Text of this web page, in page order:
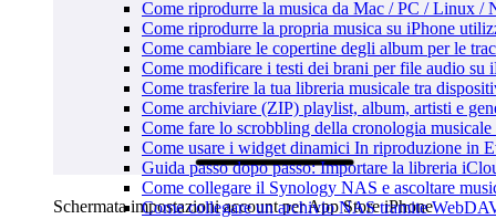
Come riprodurre la musica da Mac / PC / Linux
Come riprodurre la propria musica su iPhone
Come cambiare le copertine degli album per le
Come modificare i testi dei brani per file audio su
Come trasferire la tua libreria musicale tra
Come archiviare (ZIP) playlist, album, artisti e
Come fare lo scrobbling della cronologia
Come usare i widget dinamici In riproduzione in
Guida passo dopo passo: Importare la libreria
Come collegare il Synology NAS e ascoltare
Come collegare un archivio NAS tramite
Schermata impostazioni account per App Store iPhone